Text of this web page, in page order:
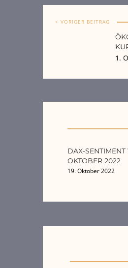
< VORIGER BEITRAG
1.
DAX-SENTIMENT
OKTOBER 2022
19. Oktober 2022